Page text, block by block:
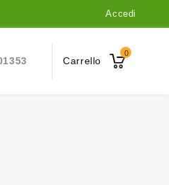
Accedi
Carrello
0